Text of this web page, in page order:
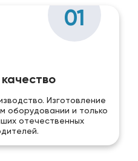
01
Изготовление
оборудовании и только
отечественных